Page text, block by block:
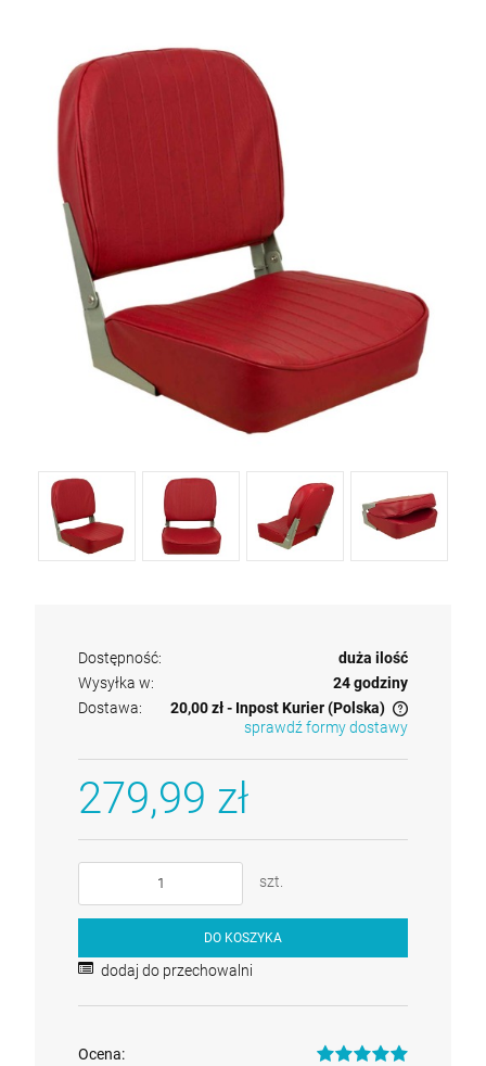
stali nierdzewnej - dł. 115 mm
249,99 zł
Dostępność:
duża ilość
Wysyłka w:
24 godziny
Dostawa:
20,00 zł- Inpost Kurier(Polska)
Cena nie zawiera ewentualnych kosztów płatności
sprawdź formy dostawy
279,99 zł
szt.
DO KOSZYKA
dodaj do przechowalni
Ocena: